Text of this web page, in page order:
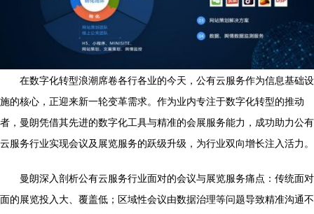
在数字化转型浪潮席卷各行各业的今天，公有云服务作为信息基础设
施的核心，正迎来新一轮变革需求。作为业内专注于数字化转型的推动
者，曼朗凭借其先进的数字化工具与精准的会展服务能力，成功助力公有
云服务行业实现会议及展览服务的跃级升级，为行业双向增长注入活力。
曼朗深入剖析公有云服务行业面对的会议与展览服务痛点：传统面对
面的展览投入大、覆盖低；区域性会议由数据治理等问题导致精准沟通不